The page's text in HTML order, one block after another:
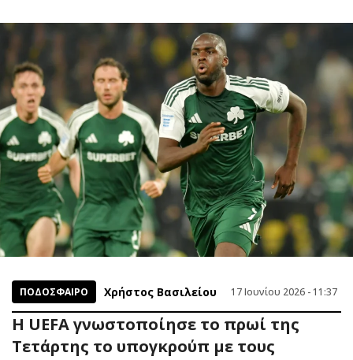
ΠΟΔΟΣΦΑΙΡΟ Χρήστος Βασιλείου 17 Ιουνίου 2026 - 11:37
H UEFA γνωστοποίησε το πρωί της
Τετάρτης το υπογκρούπ με τους